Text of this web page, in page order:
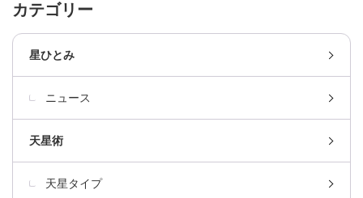
カテゴリー
星ひとみ
ニュース
天星術
天星タイプ